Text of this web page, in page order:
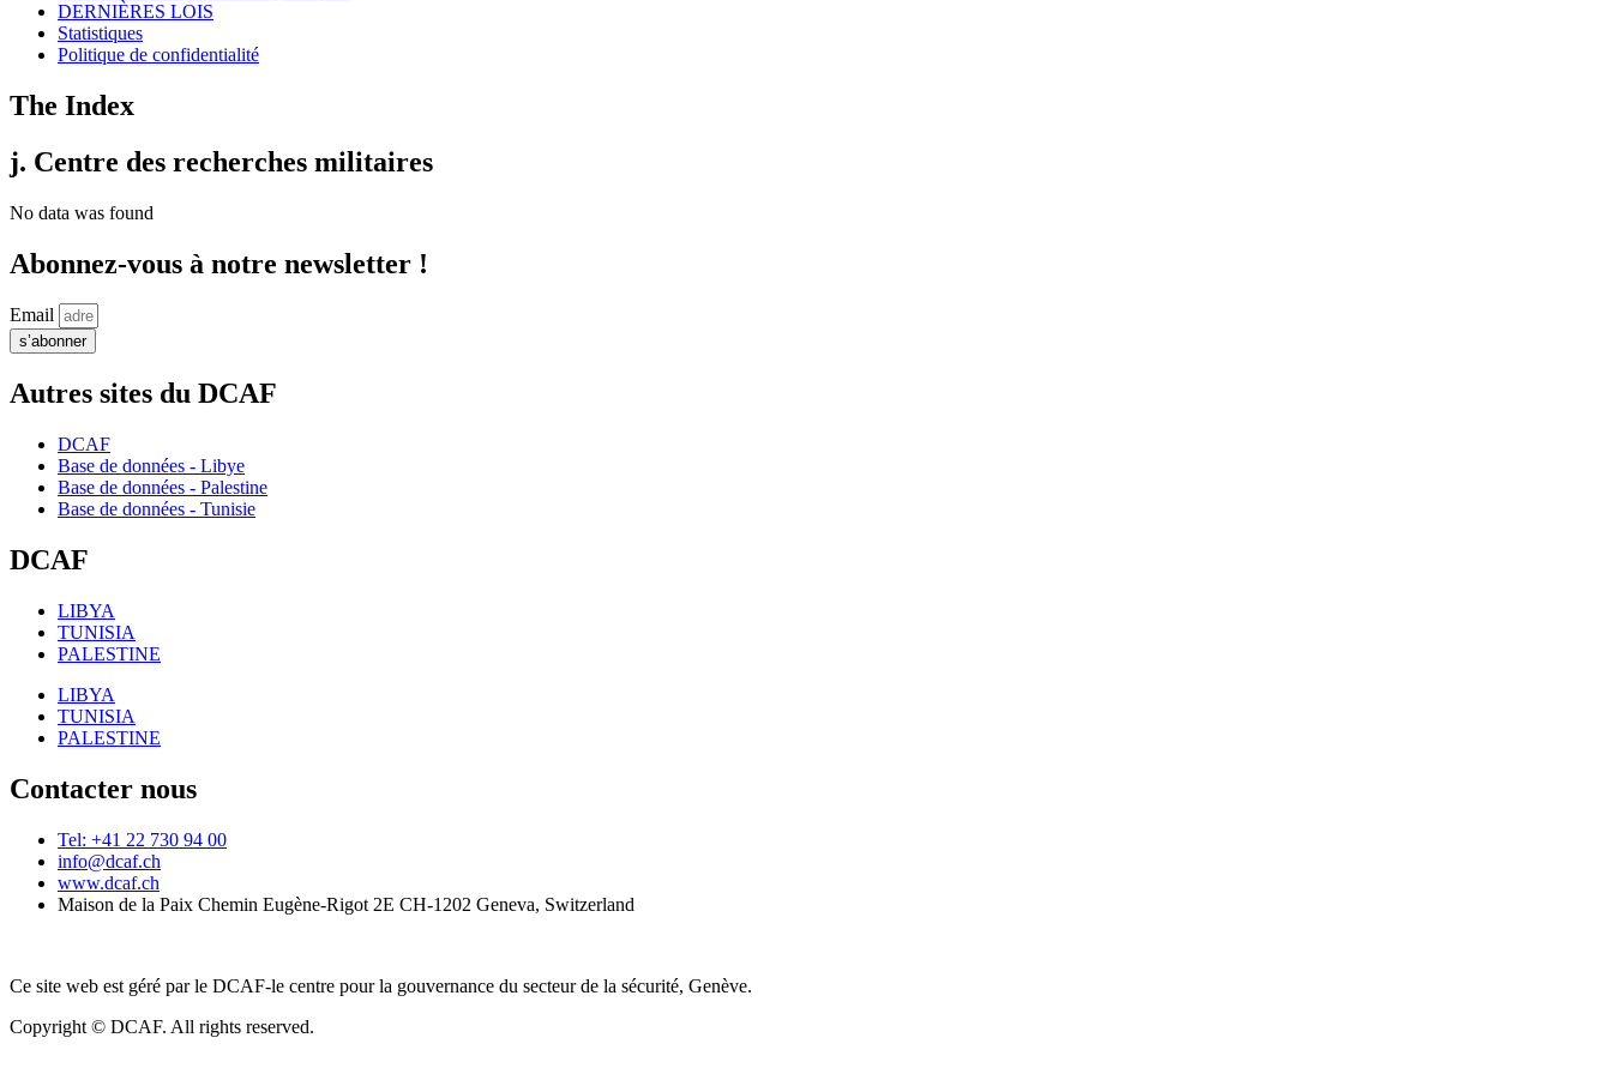
DERNIÈRES LOIS
Statistiques
Politique de confidentialité
The Index
j. Centre des recherches militaires
No data was found
Abonnez-vous à notre newsletter !
Email
s’abonner
Autres sites du DCAF
DCAF
Base de données - Libye
Base de données - Palestine
Base de données - Tunisie
DCAF
LIBYA
TUNISIA
PALESTINE
LIBYA
TUNISIA
PALESTINE
Contacter nous
Tel: +41 22 730 94 00
info@dcaf.ch
www.dcaf.ch
Maison de la Paix Chemin Eugène-Rigot 2E CH-1202 Geneva, Switzerland
Ce site web est géré par le DCAF-le centre pour la gouvernance du secteur de la sécurité, Genève.
Copyright © DCAF. All rights reserved.